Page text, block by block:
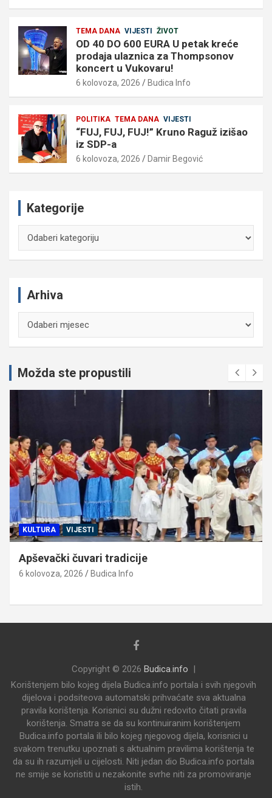
TEMA DANA VIJESTI ŽIVOT
OD 40 DO 600 EURA U petak kreće
prodaja ulaznica za Thompsonov
koncert u Vukovaru!
6 kolovoza, 2026 Budica Info
POLITIKA TEMA DANA VIJESTI
“FUJ, FUJ, FUJ!” Kruno Raguž izišao
iz SDP-a
6 kolovoza, 2026 Damir Begović
Kategorije
Arhiva
Možda ste propustili
KULTURA VIJESTI
Apševački čuvari tradicije
6 kolovoza, 2026 Budica Info
Copyright © 2026 Budica.info
Korištenjem bilo kojeg dijela Budica.info portala i svih njegovih
dijelova i podsiteova automatski prihvaćate sva aktualna
pravila korištenja. Korisnici su dužni redovito čitati pravila
korištenja. Smatra se da su kontinuiranim korištenjem
Budica.info portala ili bilo kojeg njegovog dijela, korisnici u
svakom trenutku upoznati s aktualnim pravilima korištenja te
da su ih razumjeli u cijelosti. Niti jedan dio Budica.info portala
ne smije se koristiti u nezakonite svrhe niti za promoviranje
istih.